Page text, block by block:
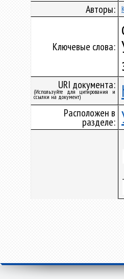
Авторы:
Ключевые слова:
URI документа:
(Используйте для цитирования и
ссылки на документ)
Расположен в
разделе: